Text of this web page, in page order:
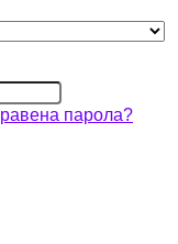
парола?